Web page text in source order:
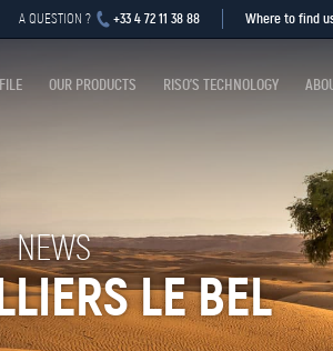
Where to find
A QUESTION ? +33 4 72 11 38 88
OUR PRODUCTS RISO’S TECHNOLOGY
NEWS
LE BEL